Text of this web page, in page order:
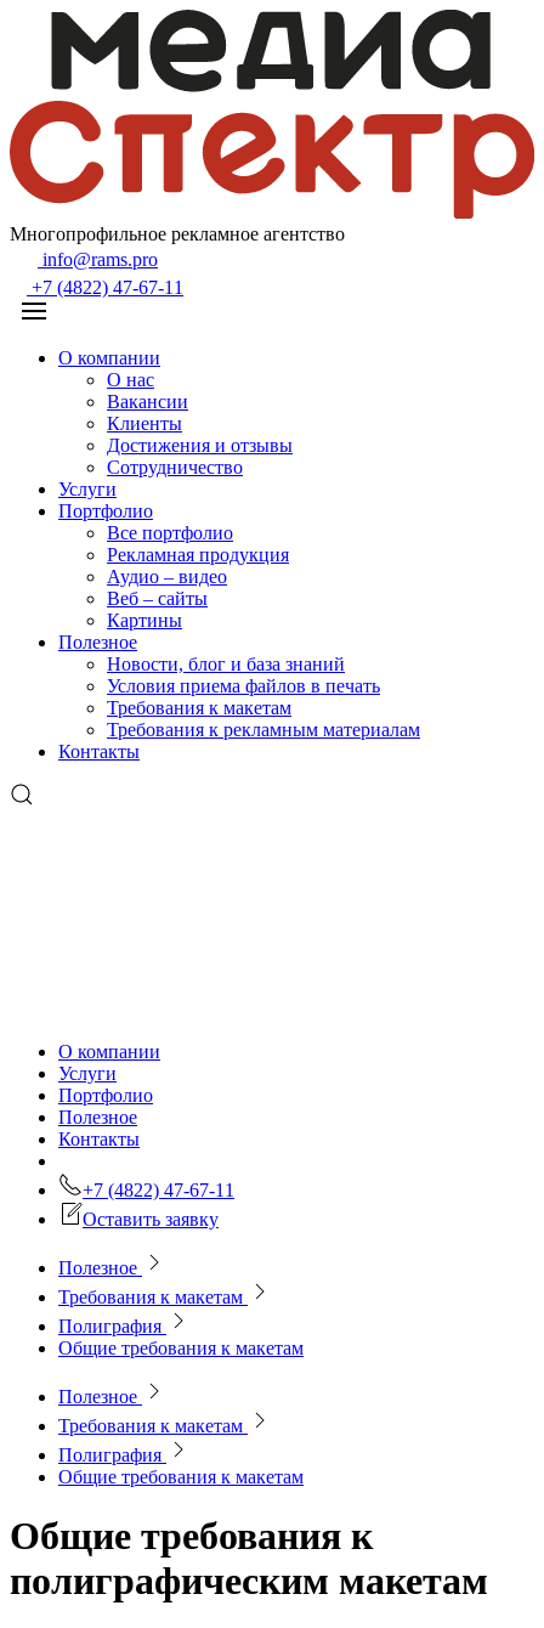
Многопрофильное рекламное агентство
info@rams.pro
+7 (4822) 47-67-11
О компании
О нас
Вакансии
Клиенты
Достижения и отзывы
Сотрудничество
Услуги
Портфолио
Все портфолио
Рекламная продукция
Аудио – видео
Веб – сайты
Картины
Полезное
Новости, блог и база знаний
Условия приема файлов в печать
Требования к макетам
Требования к рекламным материалам
Контакты
О компании
Услуги
Портфолио
Полезное
Контакты
+7 (4822) 47-67-11
Оставить заявку
Полезное
Требования к макетам
Полиграфия
Общие требования к макетам
Полезное
Требования к макетам
Полиграфия
Общие требования к макетам
Общие требования к
полиграфическим макетам